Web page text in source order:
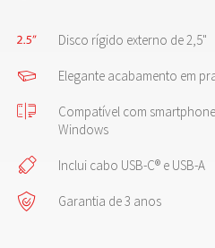
Disco rígido externo de 2,5"
Elegante acabamento em
Compatível com
Windows
Inclui cabo USB-C® e USB-A
Garantia de 3 anos